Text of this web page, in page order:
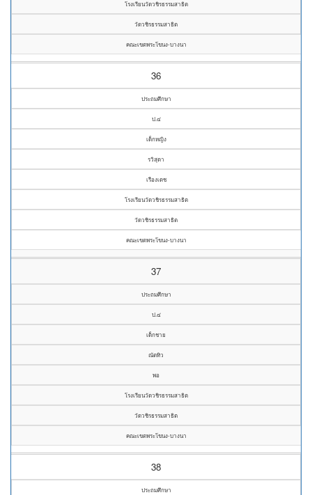
โรงเรียนวัดวชิรธรรมสาธิต
วัดวชิรธรรมสาธิต
คณะเขตพระโขนง-บางนา
36
ประถมศึกษา
ป.๔
เด็กหญิง
รวิสุดา
เรืองเดช
โรงเรียนวัดวชิรธรรมสาธิต
วัดวชิรธรรมสาธิต
คณะเขตพระโขนง-บางนา
37
ประถมศึกษา
ป.๔
เด็กชาย
ณัตทิว
พอ
โรงเรียนวัดวชิรธรรมสาธิต
วัดวชิรธรรมสาธิต
คณะเขตพระโขนง-บางนา
38
ประถมศึกษา